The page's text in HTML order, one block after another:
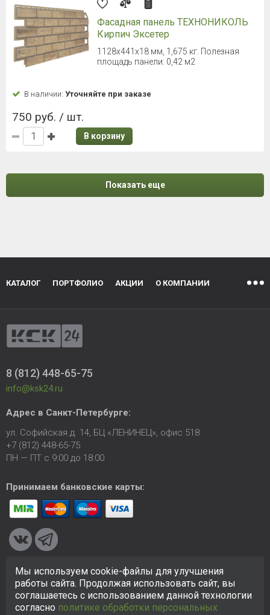
Фасадная панель ТЕХНОНИКОЛЬ
Кирпич Эксетер
1128х441х18 мм, 1,675 кг. Полезная
площадь панели: 0,42 м2
В наличии: Уточняйте при заказе
750 руб. / шт.
В корзину
Показать еще
КАТАЛОГ ПОРТФОЛИО АКЦИИ О КОМПАНИИ
8 (812) 448-65-75
info@ksk24.ru
Адрес в Санкт-Петербурге:
ул. Софийская д. 14, БЦ «ЛЕНИНЕЦ», офис 518
+7 (812) 448-65-75
ПН — ПТ с 9:00 до 18:00
Принимаем банковские карты:
© 2005-2026 ООО «КСК». Сайтhttps://ksk24.ruсоздан
исключительно в информационных целях и любая информация
на сайте не является публичной офертой.Политика в
отношении персональных данных
Мы используем cookie-файлы для улучшения
работы сайта. Продолжая использовать сайт, вы
соглашаетесь с использованием данной технологии
согласно политике обработки персональных